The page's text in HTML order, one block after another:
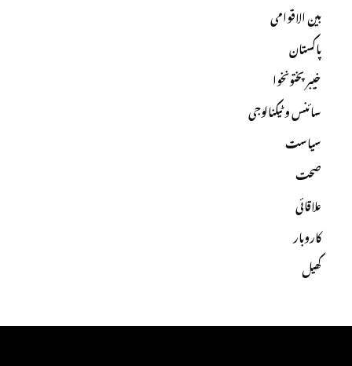
بین الاقوامی
پاکستان
خیبرپختونخوا
سائنس و ٹیکنالوجی
سیاست
صحت
علاقائی
کاروبار
کھیل